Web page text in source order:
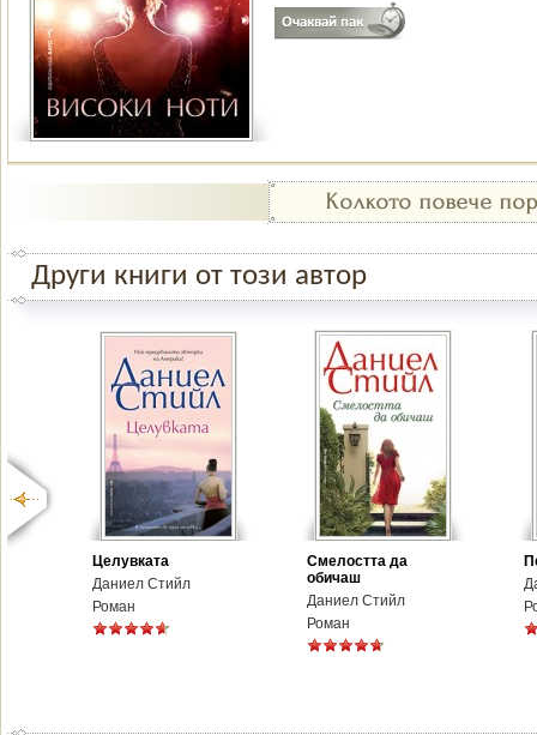
Други книги от този автор
Целувката
Даниел Стийл
Роман
Смелостта да
обичаш
Даниел Стийл
Роман